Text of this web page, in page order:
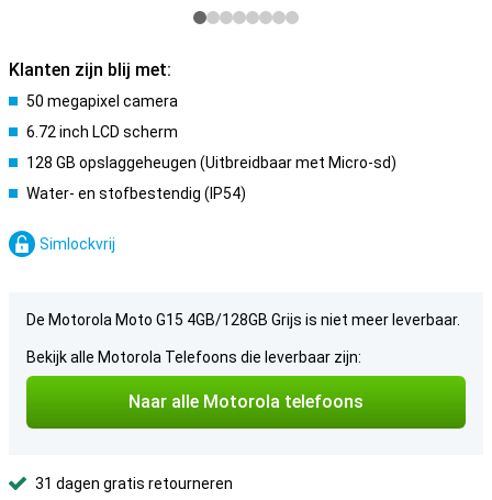
Klanten zijn blij met:
50 megapixel camera
6.72 inch LCD scherm
128 GB opslaggeheugen (Uitbreidbaar met Micro-sd)
Water- en stofbestendig (IP54)
Simlockvrij
De Motorola Moto G15 4GB/128GB Grijs is niet meer leverbaar.
Bekijk alle Motorola Telefoons die leverbaar zijn:
Naar alle Motorola telefoons
31 dagen gratis retourneren